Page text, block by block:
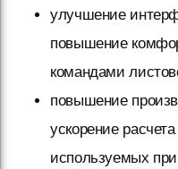
улучшение
повышение
командами
повышение
ускорение
используемых